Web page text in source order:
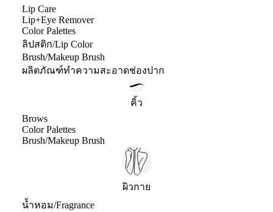
Lip Care
Lip+Eye Remover
Color Palettes
ลิปสติก/Lip Color
Brush/Makeup Brush
ผลิตภัณฑ์ทำความสะอาดช่องปาก
คิ้ว
Brows
Color Palettes
Brush/Makeup Brush
ผิวกาย
น้ำหอม/Fragrance